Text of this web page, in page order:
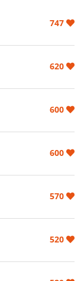
747
620
600
600
570
520